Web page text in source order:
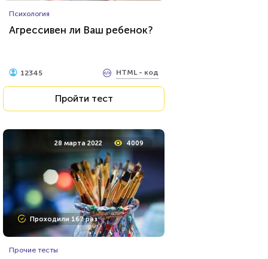
Психология
Агрессивен ли Ваш ребенок?
12345 HTML - код
Пройти тест
28 марта 2022 4009
Проходили 167 раз
Прочие тесты